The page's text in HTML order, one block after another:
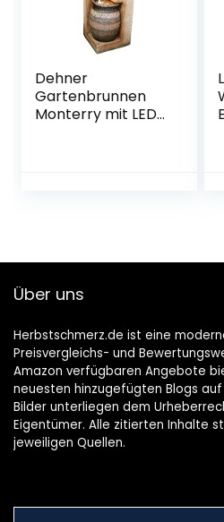
Dehner
Gartenbrunnen
Monterry mit LED
Über uns
Herbstschmerz.de ist eine
Preisvergleichs- und
Amazon verfügbaren Angebote
neuesten hinzugefügten Blogs
Bilder unterliegen dem
Eigentümer. Alle zitierten Inhalte
jeweiligen Quellen.